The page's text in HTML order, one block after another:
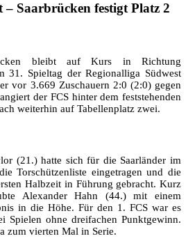
– Saarbrücken festigt Platz 2
bleibt auf Kurs in Richtung
31. Spieltag der Regionalliga Südwest
vor 3.669 Zuschauern 2:0 (2:0) gegen
der FCS hinter dem feststehenden
weiterhin auf Tabellenplatz zwei.
(21.) hatte sich für die Saarländer im
Torschützenliste eingetragen und die
Halbzeit in Führung gebracht. Kurz
Alexander Hahn (44.) mit einem
in die Höhe. Für den 1. FCS war es
Spielen ohne dreifachen Punktgewinn.
zum vierten Mal in Serie.